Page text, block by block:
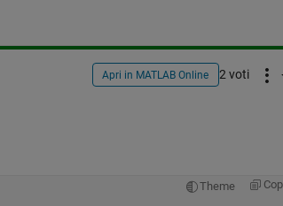
Apri in MATLAB Online 2 voti
Theme